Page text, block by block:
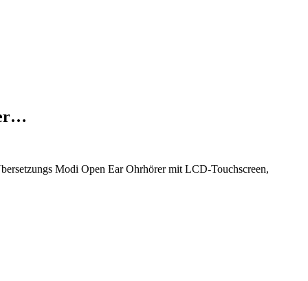
Modi Open Ear Ohrhörer mit LCD-Touchscreen,